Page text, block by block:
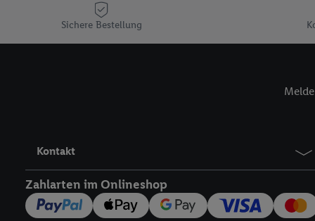
Sichere Bestellung
Kontakt
Zahlarten im Onlineshop
Plus-Konto einloggen,
Verantwortlichkeit mit
zu erstellen (die
Hierzu wird von uns
Adresse in
Zudem erlauben Sie
den Lidl-Diensten
Wenn das der Fall ist,
Insbesondere können
werden, damit wir